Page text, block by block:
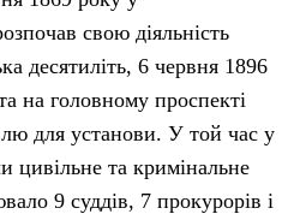
свою діяльність
десятиліть, 6 червня 1896
на головному проспекті
для установи. У той час у
цивільне та кримінальне
9 суддів, 7 прокурорів і